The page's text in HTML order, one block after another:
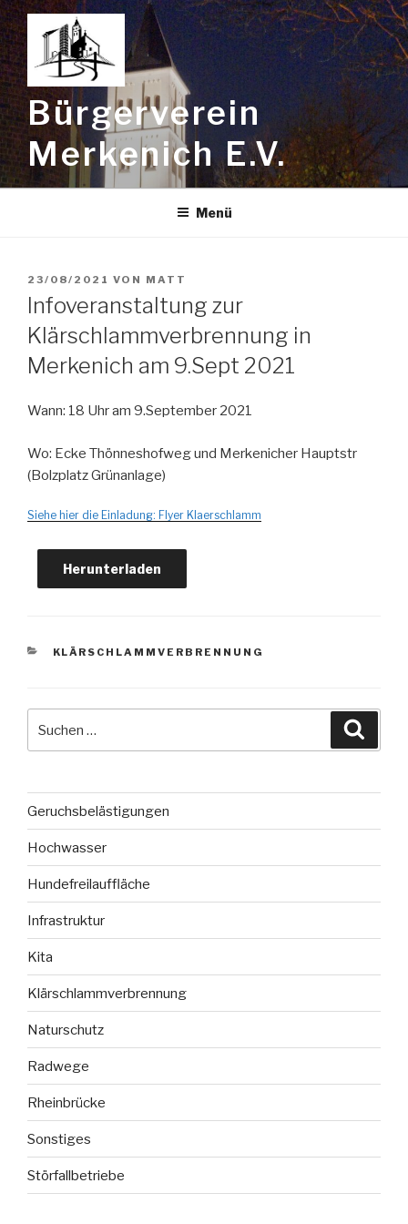
Zum
Inhalt
springen
Bürgerverein
Merkenich E.V.
Menü
VERÖFFENTLICHT
AM
23/08/2021 VON MATT
Infoveranstaltung zur
Klärschlammverbrennung in
Merkenich am 9.Sept 2021
Wann: 18 Uhr am 9.September 2021
Wo: Ecke Thönneshofweg und Merkenicher Hauptstr
(Bolzplatz Grünanlage)
Siehe hier die Einladung: Flyer Klaerschlamm
Herunterladen
KATEGORIEN
KLÄRSCHLAMMVERBRENNUNG
Geruchsbelästigungen
Hochwasser
Hundefreilauffläche
Infrastruktur
Kita
Klärschlammverbrennung
Naturschutz
Radwege
Rheinbrücke
Sonstiges
Störfallbetriebe